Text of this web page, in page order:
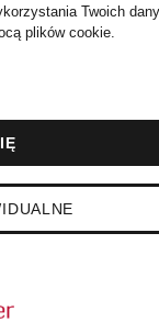
Twoich
plików cookie.